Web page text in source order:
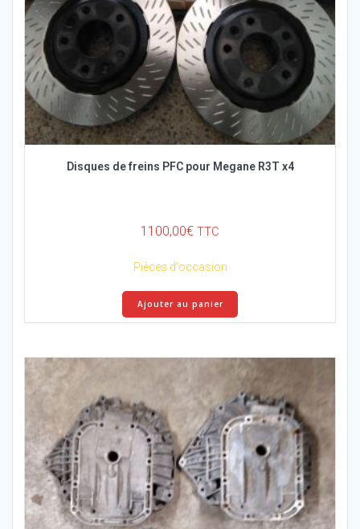
Disques de freins PFC pour Megane R3T x4
1100,00€ TTC
Pièces d'occasion
Ajouter au panier